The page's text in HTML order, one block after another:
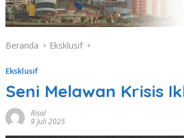
Beranda Eksklusif
Eksklusif
Seni Melawan Krisis
Risal
9 Juli 2025